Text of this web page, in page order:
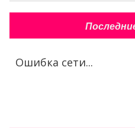
Ошибка сети...